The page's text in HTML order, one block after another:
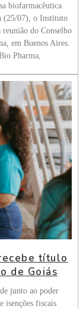
biofarmacêutica
(25/07), o Instituto
do Conselho
em Buenos Aires.
Pharma,
título
de Goiás
junto ao poder
isenções fiscais